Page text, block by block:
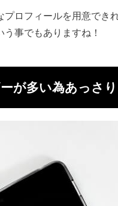
プロフィールを用意でき
事でもありますね！
が多い為あっさ